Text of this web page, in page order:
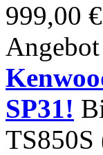
999,00 €
Angebot
SP31!
TS850S